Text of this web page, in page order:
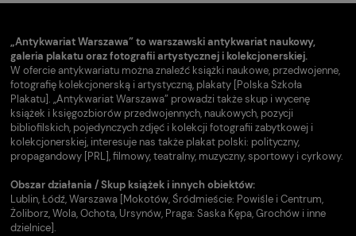
„Antykwariat Warszawa” to warszawski antykwariat naukowy,
galeria plakatu oraz fotografii artystycznej i kolekcjonerskiej.
W ofercie antykwariatu można znaleźć książki naukowe, przedwojenne,
fotografię kolekcjonerską i artystyczną, plakaty [Polska Szkoła
Plakatu]. „Antykwariat Warszawa” prowadzi także skup i wycenę
książek i księgozbiorów przedwojennych, naukowych, pozycji
bibliofilskich, pojedynczych zdjęć i kolekcji fotografii zabytkowej i
kolekcjonerskiej, interesuje nas także plakat polski: polityczny,
propagandowy [PRL], filmowy, teatralny, muzyczny, sportowy i cyrkowy.
Obszar działania / Skup książek i innych obiektów:
Lublin, Łódź, Warszawa [Mokotów, Śródmieście: Powiśle i Centrum,
Żoliborz, Wola, Ochota, Ursynów, Praga: Saska Kępa, Grochów i inne
dzielnice].